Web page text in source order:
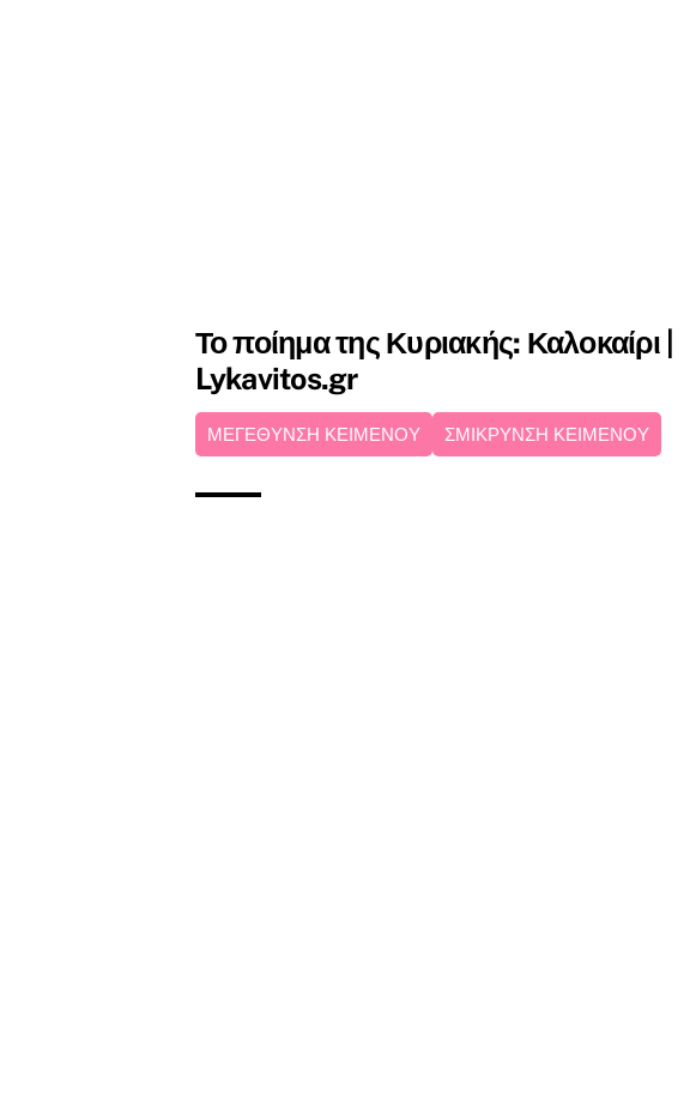
Το ποίημα της Κυριακής: Καλοκαίρι |
Lykavitos.gr
ΜΕΓΕΘΥΝΣΗ ΚΕΙΜΕΝΟΥ ΣΜΙΚΡΥΝΣΗ ΚΕΙΜΕΝΟΥ